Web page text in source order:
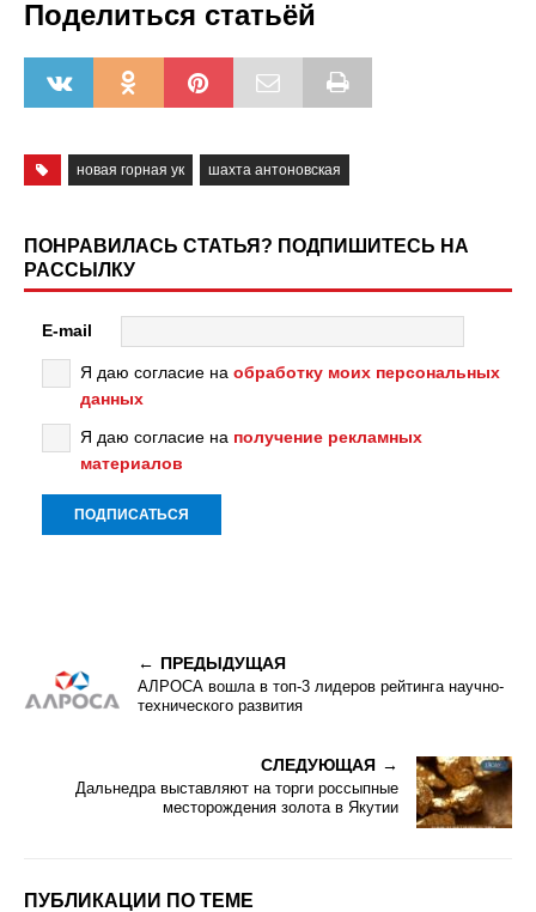
Поделиться статьёй
новая горная ук шахта антоновская
ПОНРАВИЛАСЬ СТАТЬЯ? ПОДПИШИТЕСЬ НА
РАССЫЛКУ
E-mail
Я даю согласие на обработку моих персональных
данных
Я даю согласие на получение рекламных
материалов
ПРЕДЫДУЩАЯ
АЛРОСА вошла в топ-3 лидеров рейтинга научно-
технического развития
СЛЕДУЮЩАЯ
Дальнедра выставляют на торги россыпные
месторождения золота в Якутии
ПУБЛИКАЦИИ ПО ТЕМЕ